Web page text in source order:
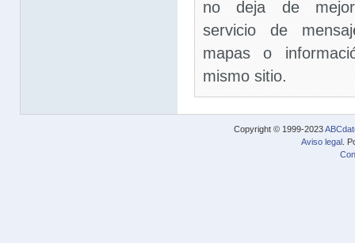
no deja de
servicio de
mapas o
mismo sitio.
Copyright © 1999-2023
Aviso legal .